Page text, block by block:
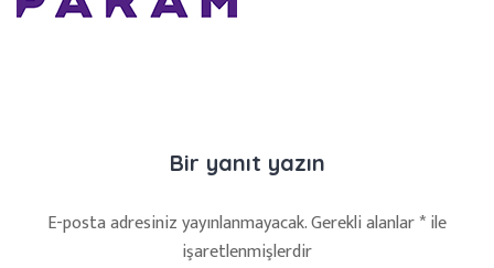
Bir yanıt yazın
E-posta adresiniz yayınlanmayacak.Gerekli alanlar*ile
işaretlenmişlerdir